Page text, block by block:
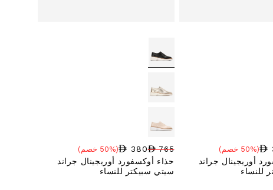
(50% خصم)
أوريجينال جراند
للنساء
السعر العادي
765
سعر البيع
380
نسبة الخصم (50% خصم)
حذاء أوكسفورد أوريجينال جراند
سيتي سبيكتر للنساء